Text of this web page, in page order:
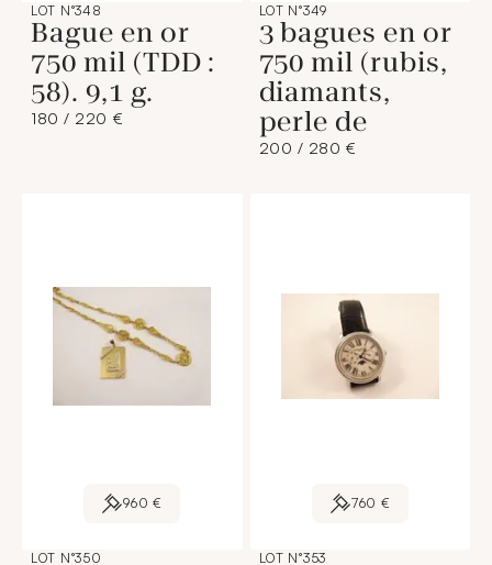
LOT N°348
Bague en or
750 mil (TDD :
58). 9,1 g.
180 / 220 €
LOT N°349
3 bagues en or
750 mil (rubis,
diamants,
perle de
200 / 280 €
960 €
LOT N°350
760 €
LOT N°353